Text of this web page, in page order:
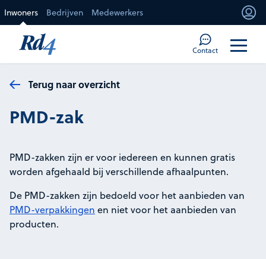
Inwoners Bedrijven Medewerkers
Contact
Terug naar overzicht
PMD-zak
PMD-zakken zijn er voor iedereen en kunnen gratis
worden afgehaald bij verschillende afhaalpunten.
De PMD-zakken zijn bedoeld voor het aanbieden van
PMD-verpakkingen en niet voor het aanbieden van
producten.